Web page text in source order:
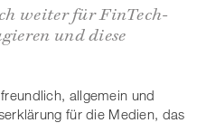
weiter für FinTech-
und diese
allgemein und
für die Medien, das